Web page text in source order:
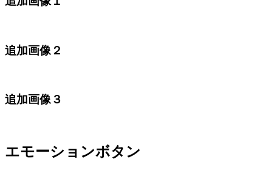
追加画像２
追加画像３
エモーションボタン